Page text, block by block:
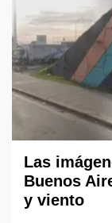
Las
Buenos
y viento